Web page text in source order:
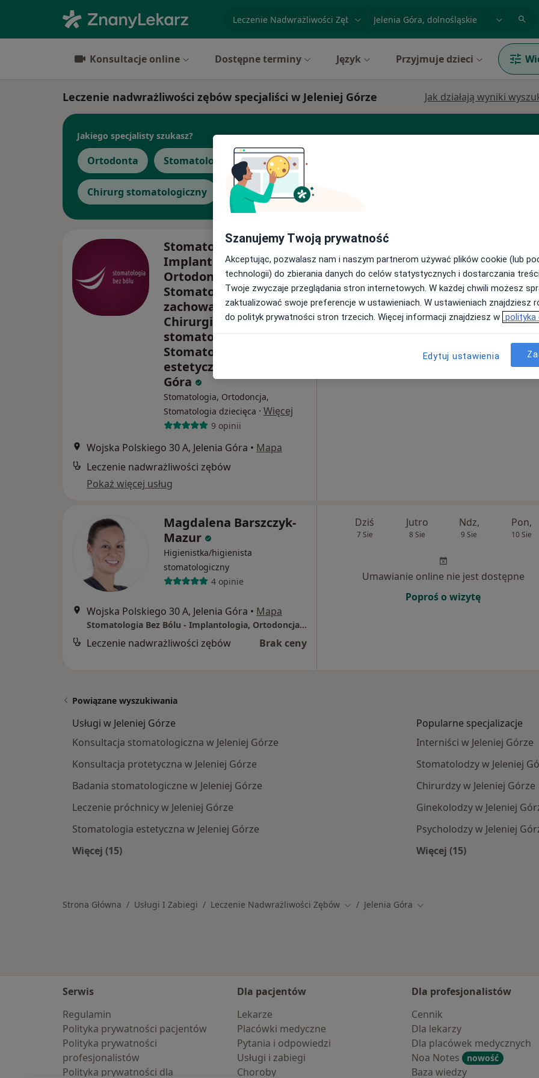
specjalizacja, badanie lub nazwiskomiasto lub dzielnica
Konsultacje online Dostępne terminy Język Przyjmuje dzieci
Leczenie nadwrażliwości zębów specjaliści w Jeleniej Górze Jak działają wyniki
Jakiego specjalisty szukasz?
Ortodonta Stomatolog Stomatolog dziecięcy
Chirurg stomatologiczny Zobacz więcej
Stomatologia Bez Bólu -
Implantologia,
Ortodoncja, Protetyka,
Stomatologia
zachowawcza,
Chirurgia
stomatologiczna,
Stomatologia
estetyczna, Jelenia
Góra
Stomatologia, Ortodoncja,
Stomatologia dziecięca · Więcej
9 opinii
Wojska Polskiego 30 A, Jelenia Góra • Mapa
Leczenie nadwrażliwości zębów
Pokaż więcej usług
Dziś
7 Sie 8 Sie 9 Sie 10 Sie
Umawianie online nie jest dostępne
Pokaż profil
Magdalena Barszczyk-
Mazur
Higienistka/higienista
stomatologiczny
4 opinie
Wojska Polskiego 30 A, Jelenia Góra • Mapa
Stomatologia Bez Bólu - Implantologia, Ortodoncja, Protetyka, Stomatologia zachowawcza, Chirurgia stomatologiczna, Stomatologia estetyczna, Jelenia Góra
Leczenie nadwrażliwości zębów Brak ceny
Dziś
7 Sie
Jutro
8 Sie
Ndz,
9 Sie
Pon,
10 Sie
Umawianie online nie jest dostępne
Poproś o wizytę
Powiązane wyszukiwania
Usługi w Jeleniej Górze
Konsultacja stomatologiczna w Jeleniej Górze
Konsultacja protetyczna w Jeleniej Górze
Badania stomatologiczne w Jeleniej Górze
Leczenie próchnicy w Jeleniej Górze
Stomatologia estetyczna w Jeleniej Górze
Więcej (15)
Popularne specjalizacje
Interniści w Jeleniej Górze
Stomatolodzy w Jeleniej
Chirurdzy w Jeleniej Górze
Ginekolodzy w Jeleniej
Psycholodzy w Jeleniej
Więcej (15)
Strona Główna Usługi I Zabiegi Leczenie Nadwrażliwości Zębów Zmień miasto
Jelenia Góra Zmień miasto
Serwis
Regulamin
Polityka prywatności pacjentów
Polityka prywatności
profesjonalistów
Polityka prywatności dla
Dla pacjentów
Lekarze
Placówki medyczne
Pytania i odpowiedzi
Usługi i zabiegi
Choroby
Dla profesjonalistów
Cennik
Dla lekarzy
Dla placówek medycznych
Noa Notes
nowość
Baza wiedzy
Szanujemy Twoją prywatność
Akceptując, pozwalasz nam i naszym partnerom używać plików cookie (lub
technologii) do zbierania danych do celów statystycznych i dostarczania
Twoje zwyczaje przeglądania stron internetowych. W każdej chwili możesz
zaktualizować swoje preferencje w ustawieniach. W ustawieniach znajdziesz
do polityk prywatności stron trzecich. Więcej informacji znajdziesz w polityka
Edytuj ustawienia